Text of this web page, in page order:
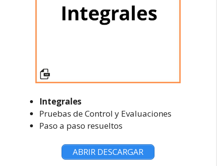
Integrales
Pruebas de Control y Evaluaciones
Paso a paso resueltos
ABRIR DESCARGAR